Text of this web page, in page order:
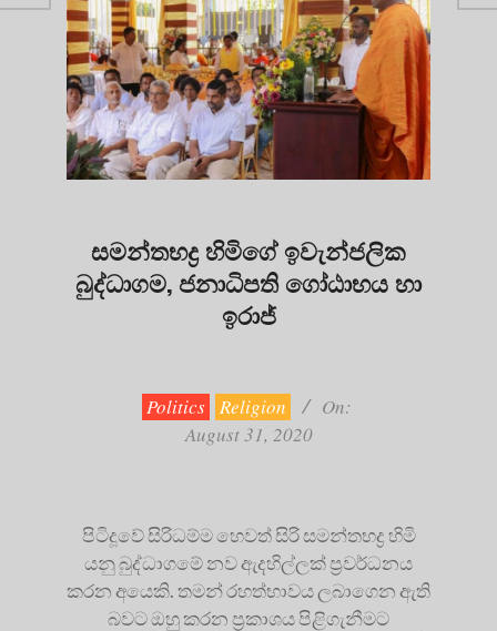
සමන්තභද්‍ර හිමිගේ ඉවැන්ජලික
බුද්ධාගම, ජනාධිපති ගෝඨාභය හා
ඉරාජ්
Politics Religion
On:
August 31, 2020
පිටිදූවේ සිරිධම්ම හෙවත් සිරි සමන්තභද්‍ර හිමි
යනු බුද්ධාගමේ නව ඇදහිල්ලක් ප්‍රවර්ධනය
කරන අයෙකි. තමන් රහත්භාවය ලබාගෙන ඇති
බවට ඔහු කරන ප්‍රකාශය පිළිගැනීමට